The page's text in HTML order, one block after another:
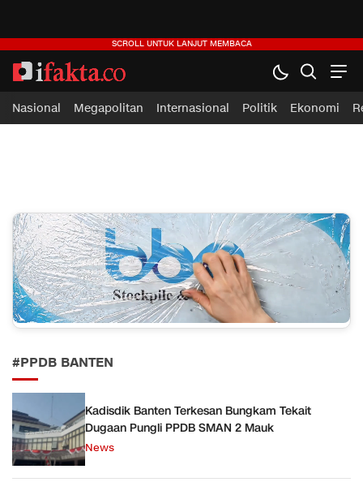
ifakta.co
#pastibenar
Nasional Megapolitan Internasional Politik Ekonomi
#PPDB BANTEN
Kadisdik Banten Terkesan Bungkam Tekait
Dugaan Pungli PPDB SMAN 2 Mauk
News